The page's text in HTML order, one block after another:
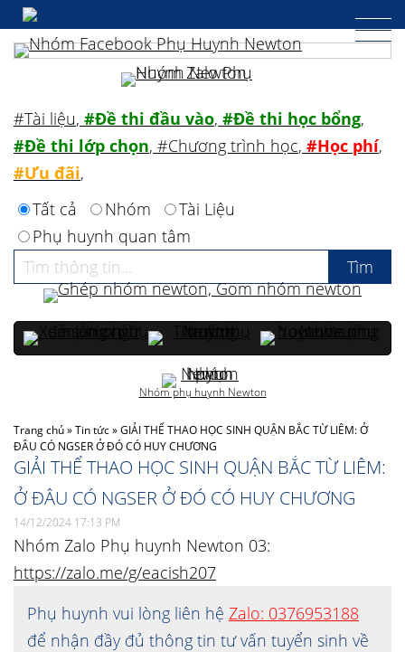
Trang chủ»Tin tức»GIẢI THỂ THAO HỌC SINH QUẬN BẮC TỪ LIÊM: Ở
ĐÂU CÓ NGSER Ở ĐÓ CÓ HUY CHƯƠNG
GIẢI THỂ THAO HỌC SINH QUẬN BẮC TỪ LIÊM:
Ở ĐÂU CÓ NGSER Ở ĐÓ CÓ HUY CHƯƠNG
14/12/2024 17:13 PM
Nhóm Zalo Phụ huynh Newton 03:
https://zalo.me/g/eacish207
Phụ huynh vui lòng liên hệ Zalo: 0376953188
để nhận đầy đủ thông tin tư vấn tuyển sinh về
#Tài liệu, #Đề thi đầu vào, #Đề thi học bổng,
#Đề thi lớp chọn, #Chương trình học, #Học phí,
#Ưu đãi,
Tất cả
Nhóm
Tài Liệu
Phụ huynh quan tâm
Nhóm phụ huynh Newton